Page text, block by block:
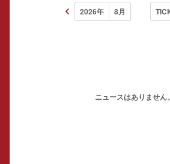
keyboard_arrow_left
ニュースはありません。